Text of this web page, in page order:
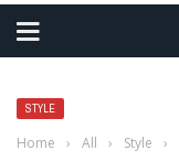
STYLE
Home › All › Style ›